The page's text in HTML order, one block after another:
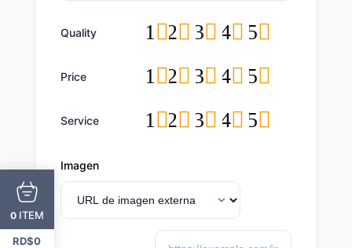
Quality 5
4
3
2
1
Price 5
4
3
2
1
Service 5
4
3
2
1
Imagen
0 ITEM
RD$0